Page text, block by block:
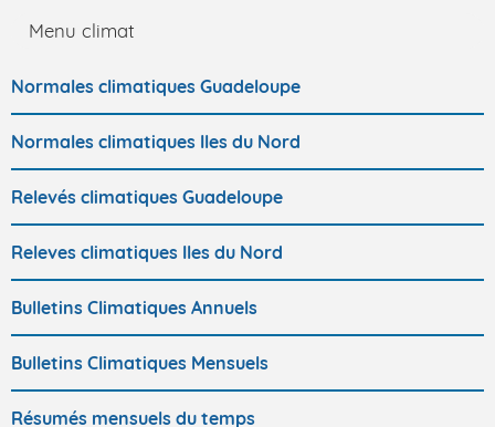
Menu climat
Normales climatiques Guadeloupe
Normales climatiques Iles du Nord
Relevés climatiques Guadeloupe
Releves climatiques Iles du Nord
Bulletins Climatiques Annuels
Bulletins Climatiques Mensuels
Résumés mensuels du temps